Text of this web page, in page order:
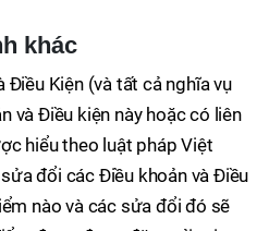
khác
Điều Kiện (và tất cả nghĩa vụ
và Điều kiện này hoặc có liên
hiểu theo luật pháp Việt
đổi các Điều khoản và Điều
nào và các sửa đổi đó sẽ